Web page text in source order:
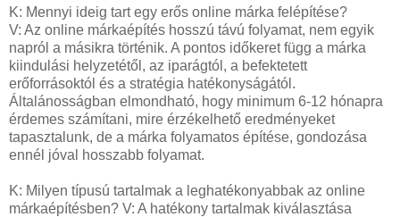
K: Mennyi ideig tart egy erős online márka felépítése?
V: Az online márkaépítés hosszú távú folyamat, nem egyik
napról a másikra történik. A pontos időkeret függ a márka
kiindulási helyzetétől, az iparágtól, a befektetett
erőforrásoktól és a stratégia hatékonyságától.
Általánosságban elmondható, hogy minimum 6-12 hónapra
érdemes számítani, mire érzékelhető eredményeket
tapasztalunk, de a márka folyamatos építése, gondozása
ennél jóval hosszabb folyamat.
K: Milyen típusú tartalmak a leghatékonyabbak az online
márkaépítésben? V: A hatékony tartalmak kiválasztása